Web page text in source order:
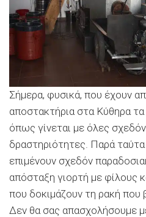
Σήμερα, φυσικά, που έχουν
αποστακτήρια στα Κύθηρα
όπως γίνεται με όλες
δραστηριότητες. Παρά ταύτα
επιμένουν σχεδόν
απόσταξη γιορτή με φίλους
που δοκιμάζουν τη ρακή που
Δεν θα σας απασχολήσουμε